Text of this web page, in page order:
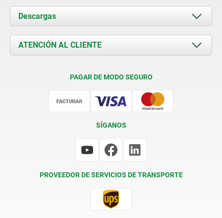
Acerca de nosotros
Novedades
Contacto
Descargas
Documents
ATENCIÓN AL CLIENTE
PAGAR DE MODO SEGURO
SÍGANOS
PROVEEDOR DE SERVICIOS DE TRANSPORTE